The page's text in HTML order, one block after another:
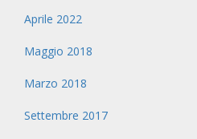
Aprile 2022
Maggio 2018
Marzo 2018
Settembre 2017